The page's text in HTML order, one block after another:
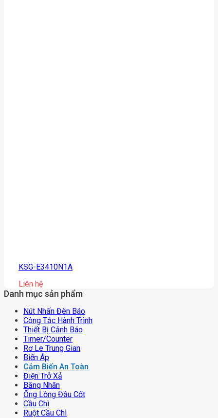
KSG-E3410N1A
Liên hệ
Danh mục sản phẩm
Nút Nhấn Đèn Báo
Công Tắc Hành Trình
Thiết Bị Cảnh Báo
Timer/counter
Rơ Le Trung Gian
Biến Áp
Cảm Biến An Toàn
Điện Trở Xả
Băng Nhãn
Ống Lồng Đầu Cốt
Cầu Chì
Ruột Cầu Chì